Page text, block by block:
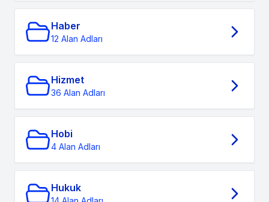
Haber
12 Alan Adları
Hizmet
36 Alan Adları
Hobi
4 Alan Adları
Hukuk